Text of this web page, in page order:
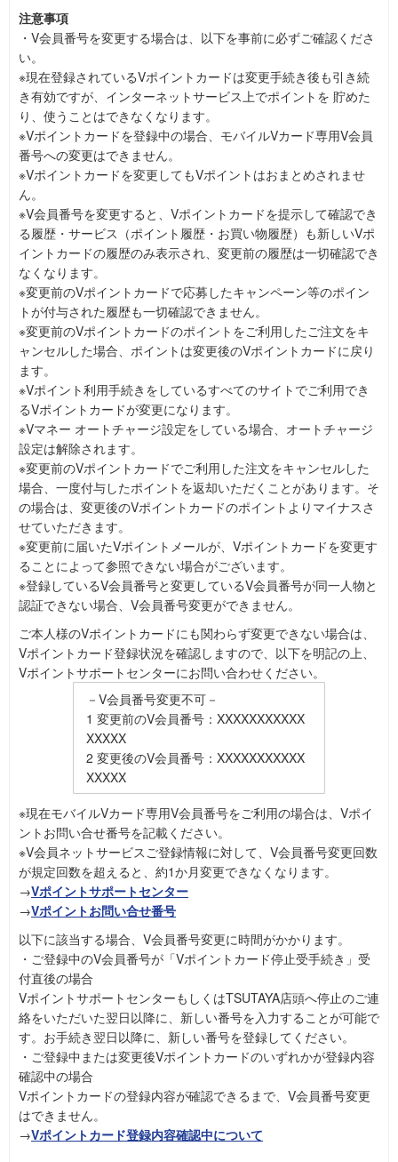
注意事項
・V会員番号を変更する場合は、以下を事前に必ずご確認くださ
い。
※現在登録されているVポイントカードは変更手続き後も引き続
き有効ですが、インターネットサービス上でポイントを 貯めた
り、使うことはできなくなります。
※Vポイントカードを登録中の場合、モバイルVカード専用V会員
番号への変更はできません。
※Vポイントカードを変更してもVポイントはおまとめされませ
ん。
※V会員番号を変更すると、Vポイントカードを提示して確認でき
る履歴・サービス（ポイント履歴・お買い物履歴）も新しいVポ
イントカードの履歴のみ表示され、変更前の履歴は一切確認でき
なくなります。
※変更前のVポイントカードで応募したキャンペーン等のポイン
トが付与された履歴も一切確認できません。
※変更前のVポイントカードのポイントをご利用したご注文をキ
ャンセルした場合、ポイントは変更後のVポイントカードに戻り
ます。
※Vポイント利用手続きをしているすべてのサイトでご利用でき
るVポイントカードが変更になります。
※Vマネー オートチャージ設定をしている場合、オートチャージ
設定は解除されます。
※変更前のVポイントカードでご利用した注文をキャンセルした
場合、一度付与したポイントを返却いただくことがあります。そ
の場合は、変更後のVポイントカードのポイントよりマイナスさ
せていただきます。
※変更前に届いたVポイントメールが、Vポイントカードを変更す
ることによって参照できない場合がございます。
※登録しているV会員番号と変更しているV会員番号が同一人物と
認証できない場合、V会員番号変更ができません。
ご本人様のVポイントカードにも関わらず変更できない場合は、
Vポイントカード登録状況を確認しますので、以下を明記の上、
Vポイントサポートセンターにお問い合わせください。
－V会員番号変更不可－
1 変更前のV会員番号：XXXXXXXXXXX
XXXXX
2 変更後のV会員番号：XXXXXXXXXXX
XXXXX
※現在モバイルVカード専用V会員番号をご利用の場合は、Vポイ
ントお問い合せ番号を記載ください。
※V会員ネットサービスご登録情報に対して、V会員番号変更回数
が規定回数を超えると、約1か月変更できなくなります。
→Vポイントサポートセンター
→Vポイントお問い合せ番号
以下に該当する場合、V会員番号変更に時間がかかります。
・ご登録中のV会員番号が「Vポイントカード停止受手続き」受
付直後の場合
VポイントサポートセンターもしくはTSUTAYA店頭へ停止のご連
絡をいただいた翌日以降に、新しい番号を入力することが可能で
す。お手続き翌日以降に、新しい番号を登録してください。
・ご登録中または変更後Vポイントカードのいずれかが登録内容
確認中の場合
Vポイントカードの登録内容が確認できるまで、V会員番号変更
はできません。
→Vポイントカード登録内容確認中について